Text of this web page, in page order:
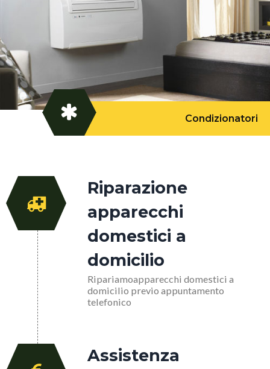
Condizionatori
Riparazione
apparecchi
domestici a
domicilio
Ripariamoapparecchi domestici a
domicilio previo appuntamento
telefonico
Assistenza